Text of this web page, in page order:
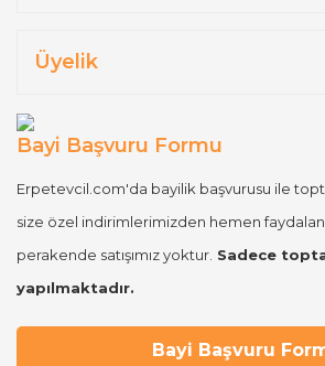
Üyelik
Bayi Başvuru Formu
Erpetevcil.com'da bayilik başvurusu ile
size özel indirimlerimizden hemen
perakende satışımız yoktur. Sadece
yapılmaktadır.
Bayi Başvuru